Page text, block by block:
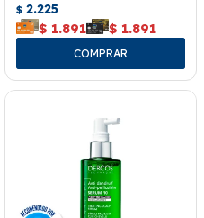
$ 2.225
$ 1.891 $ 1.891